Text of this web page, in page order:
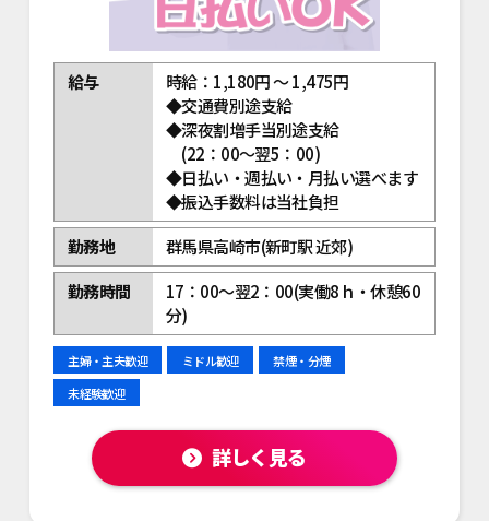
給与
時給：1,180円 ～ 1,475円
◆交通費別途支給
◆深夜割増手当別途支給
(22：00～翌5：00)
◆日払い・週払い・月払い選べます
◆振込手数料は当社負担
勤務地
群馬県高崎市(新町駅 近郊)
勤務時間
17：00～翌2：00(実働8ｈ・休憩60
分)
主婦・主夫歓迎 ミドル歓迎
禁煙・分煙
未経験歓迎
詳しく見る